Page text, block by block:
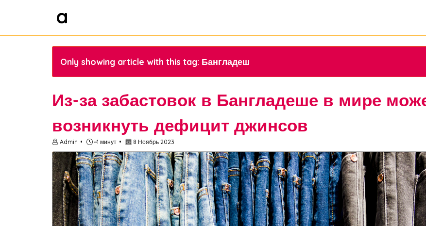
Only showing article with this tag: Бангладеш
Из-за забастовок в Бангладеше в мире
возникнуть дефицит джинсов
Admin ~1 минут 8 Ноябрь 2023